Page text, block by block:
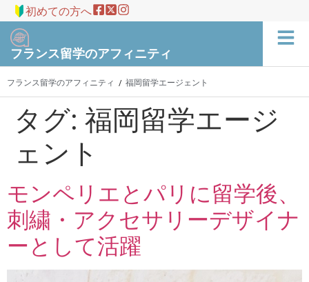
初めての方へ
フランス留学のアフィニティ
フランス留学のアフィニティ / 福岡留学エージェント
タグ: 福岡留学エージ
ェント
モンペリエとパリに留学後、
刺繍・アクセサリーデザイナ
ーとして活躍